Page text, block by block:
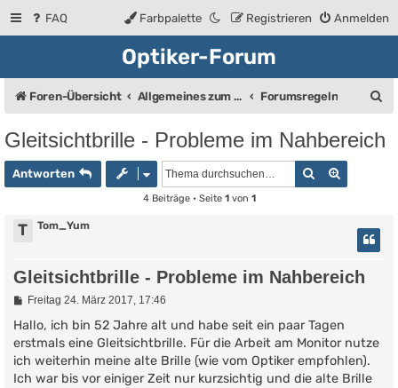
FAQ Anmelden
Registrieren
Farbpalette
Optiker-Forum
Foren-Übersicht Allgemeines zum Forum Forumsregeln
c
Gleitsichtbrille - Probleme im Nahbereich
Antworten Suche
4 Beiträge • Seite 1von 1
T Tom_Yum
Gleitsichtbrille - Probleme im Nahbereich
B
i
r
a
g
Freitag 24. März 2017, 17:46
Hallo, ich bin 52 Jahre alt und habe seit ein paar Tagen
erstmals eine Gleitsichtbrille. Für die Arbeit am Monitor nutze
ich weiterhin meine alte Brille (wie vom Optiker empfohlen).
Ich war bis vor einiger Zeit nur kurzsichtig und die alte Brille